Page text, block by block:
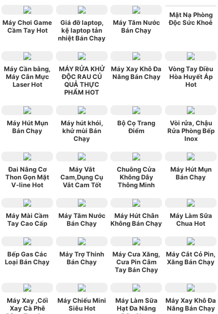
Máy Chơi Game
Cầm Tay Hot
Giá đỡ laptop,
kệ laptop tản
nhiệt Bán Chạy
Máy Tăm Nước
Bán Chạy
Mặt Nạ Phòng
Độc Sức Khoẻ
Máy Cần bằng,
Máy Cân Mực
Laser Hot
MÁY RỬA KHỬ
ĐỘC RAU CỦ
QUẢ THỰC
PHẨM HOT
Máy Xay Khô Đa
Năng Bán Chạy
Vòng Tay Điều
Hòa Huyết Áp
Hot
Máy Hút Mụn
Bán Chạy
Máy hút khói,
khử mùi Bán
Chạy
Bộ Cọ Trang
Điểm
Vòi rửa, Chậu
Rửa Phòng Bếp
Inox
Đai Nâng Cơ
Thon Gọn Mặt
V-line Hot
Máy Vắt
Cam,Dụng Cụ
Vắt Cam Tốt
Chuông Cửa
Không Dây
Thông Minh
Máy Hút Mụn
Bán Chạy
Máy Mài Cầm
Tay Cao Cấp
Máy Tăm Nước
Bán Chạy
Máy Hút Chân
Không Bán Chạy
Máy Làm Sữa
Chua Hot
Bếp Gas Các
Loại Bán Chạy
Máy Trợ Thính
Bán Chạy
Máy Cưa Xăng,
Cưa Pin Câm
Tay Bán Chạy
Máy Cắt Cỏ Pin,
Xăng Bán Chạy
Máy Xay ,Cối
Xay Cà Phê
Máy Chiếu Mini
Siêu Hot
Máy Làm Sữa
Hạt Đa Năng
Máy Xay Khô Đa
Năng Bán Chạy